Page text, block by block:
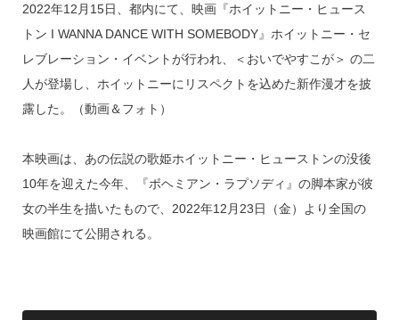
e
a
d
s
e
n
a
e
c
e
b
k
2022年12月15日、都内にて、映画『ホイットニー・ヒュース
トン I WANNA DANCE WITH SOMEBODY』ホイットニー・セ
レブレーション・イベントが行われ、＜おいでやすこが＞ の二
人が登場し、ホイットニーにリスペクトを込めた新作漫才を披
露した。（動画＆フォト）
本映画は、あの伝説の歌姫ホイットニー・ヒューストンの没後
10年を迎えた今年、『ボヘミアン・ラプソディ』の脚本家が彼
女の半生を描いたもので、2022年12月23日（金）より全国の
映画館にて公開される。